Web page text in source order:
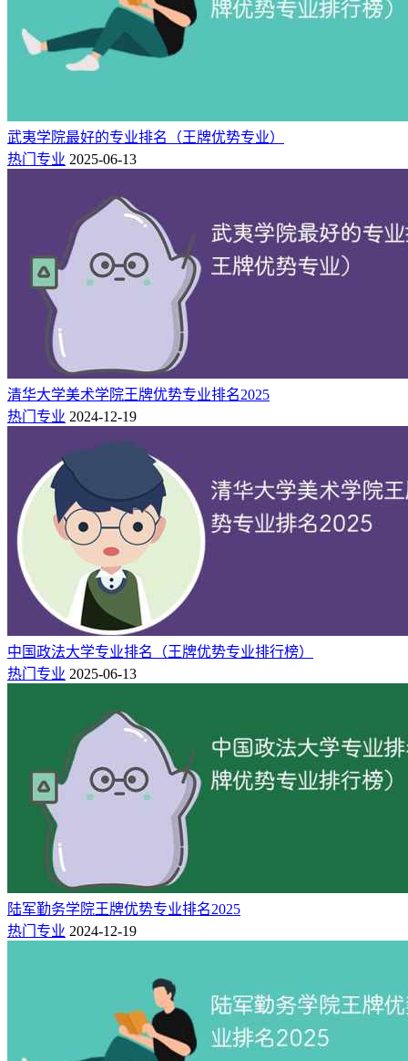
业
B+ 54 医学检验技术
三：昆明医科大学王牌专业简介
法医学是应用临床医学、生物信息学、药学和其他自然科学理
论和技能解决法律问题的循证医学，用于侦察犯罪和审理民事
或刑事案件提供科学证据。法医学应该看成是沟通“法学”与
“医学”两个学科门类的桥梁学科。
2.临床医学
临床医学是研究疾病的病因、诊断、治疗和预后，提高临床治
疗水平，促进人体健康的科学。临床”即“亲临病床”之意，它
根据病人的临床表现，从整体出发结合研究疾病的病因、发病
上减弱疾病、减轻病人痛苦、恢复病人健康、保护劳动力。临
床医学是直接面对疾病、病人，对病人直接实施治疗的科学。
3.药学
药学专业（Pharmacy）是培养具备药学学科基本理论、基本知
识和实验技能，能在药品生产、检验、流通、使用和研究与开
发领域从事鉴定、药物设计、一般药物制剂及临床合理用药等
方面工作的高级科学技术人才的学科。
4.口腔医学
学、药物临床验证、齿科化学材料研究、生物力学、口腔解剖
学、生理学、组织病理学、齿科器械评价、牙病预防及诊断治
疗新技术、新方法等各个方面，对全国广大口腔基层义务工作
者有极大的指导作用。
5.护理学
护理学是以自然科学和社会科学理论为基础的研究维护、促
进、恢复人类健康的护理理论、知识、技能及其发展规律的综
合性应用科学。是医学科学中的一门独立学科。护理学包含了
自然科学，如生物学、物理学、化学、解剖学、生理学等知
识。护理学是一门技能极其强的学科，要求实践，动手能力也
四：昆明医科大学简介
昆明医科大学是省属重点大学，前身是创建于1933年的东陆大
武夷学院最好的专业排名（王牌优势专业）
热门专业 2025-06-13
清华大学美术学院王牌优势专业排名2025
热门专业 2024-12-19
中国政法大学专业排名（王牌优势专业排行榜）
热门专业 2025-06-13
陆军勤务学院王牌优势专业排名2025
热门专业 2024-12-19